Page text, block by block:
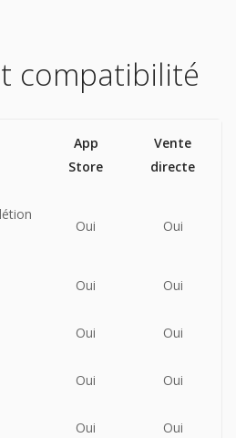
compatibilité
App
Store
Vente
directe
Oui Oui
Oui Oui
Oui Oui
Oui Oui
Oui Oui